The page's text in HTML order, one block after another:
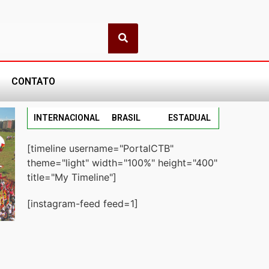
CONTATO
INTERNACIONAL BRASIL ESTADUAL
[timeline username="PortalCTB"
theme="light" width="100%" height="400"
title="My Timeline"]
[instagram-feed feed=1]